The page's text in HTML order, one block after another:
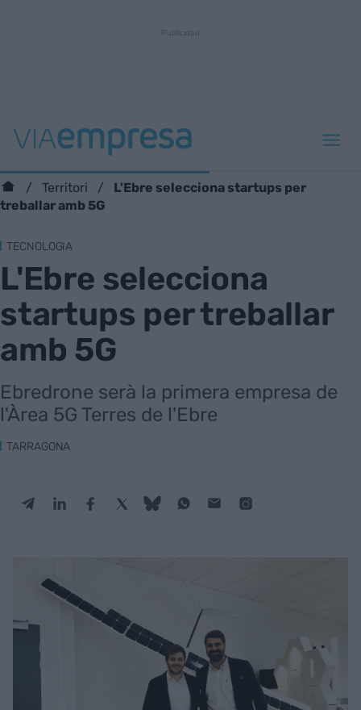
Territori
L'Ebre selecciona startups per
treballar amb 5G
TECNOLOGIA
L'Ebre selecciona
startups per treballar
amb 5G
Ebredrone serà la primera empresa de
l'Àrea 5G Terres de l'Ebre
TARRAGONA